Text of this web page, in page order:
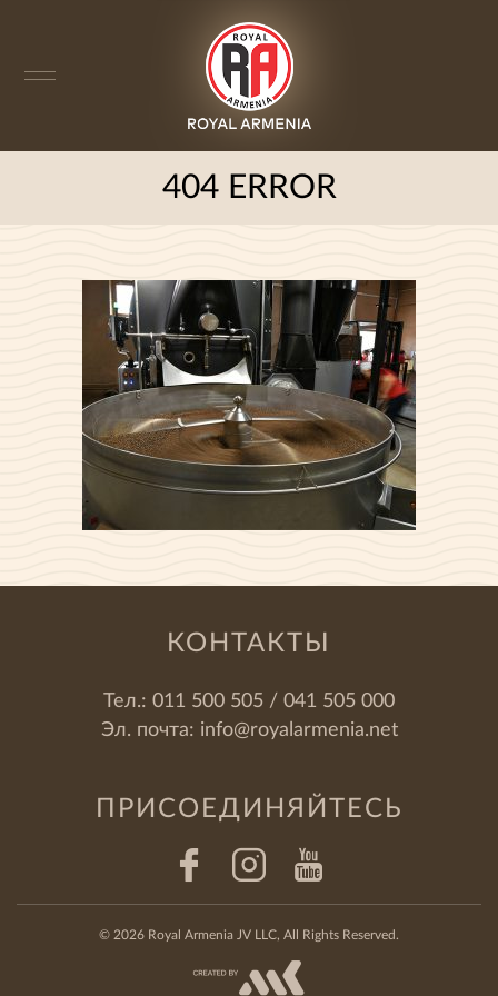
404 ERROR
КОНТАКТЫ
Тел.: 011 500 505 / 041 505 000
Эл. почта: info@royalarmenia.net
ПРИСОЕДИНЯЙТЕСЬ
© 2026 Royal Armenia JV LLC, All Rights Reserved.